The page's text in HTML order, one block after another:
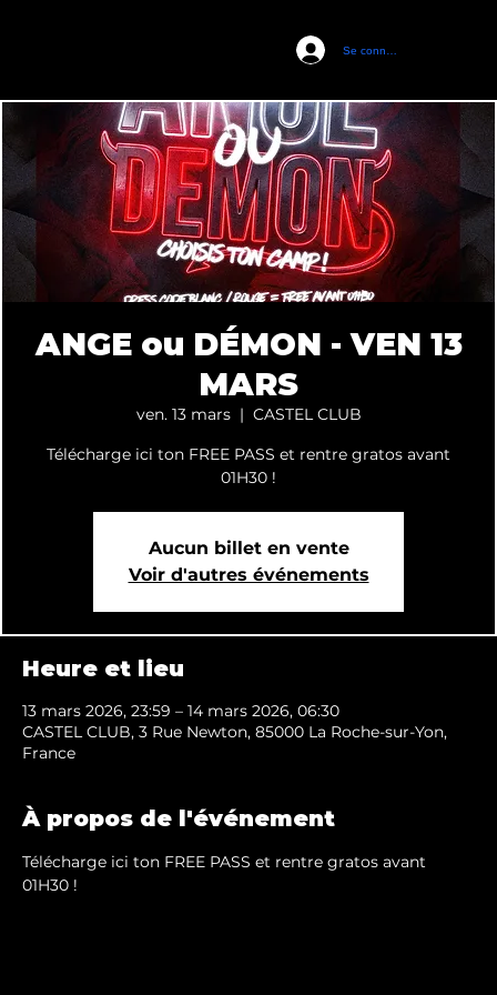
Se connecter
ANGE ou DÉMON - VEN 13
MARS
ven. 13 mars
  |
CASTEL CLUB
Télécharge ici ton FREE PASS et rentre gratos avant
01H30 !
Aucun billet en vente
Voir d'autres événements
Heure et lieu
13 mars 2026, 23:59 – 14 mars 2026, 06:30
CASTEL CLUB, 3 Rue Newton, 85000 La Roche-sur-Yon,
France
À propos de l'événement
Télécharge ici ton FREE PASS et rentre gratos avant
01H30 !